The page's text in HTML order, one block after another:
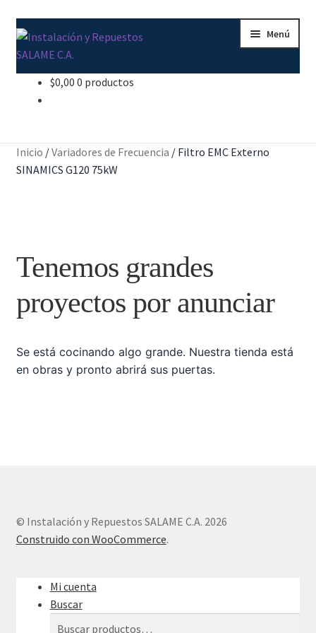
Ir
a
la
navegación
Ir
al
contenido
Menú
Contacto
Mi cuenta
Nosotros
Sample Page
$0,00 0 productos
Inicio /Variadores de Frecuencia / Filtro EMC Externo
SINAMICS G120 75kW
Tenemos grandes
proyectos por anunciar
Se está cocinando algo grande. Nuestra tienda está
en obras y pronto abrirá sus puertas.
© Instalación y Repuestos SALAME C.A. 2026
Construido con WooCommerce.
Mi cuenta
Buscar